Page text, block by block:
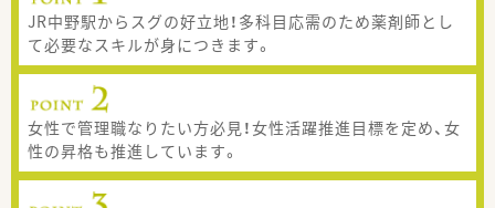
JR中野駅からスグの好立地！多科目応需のため薬剤師とし
て必要なスキルが身につきます。
女性で管理職なりたい方必見！女性活躍推進目標を定め、女
性の昇格も推進しています。